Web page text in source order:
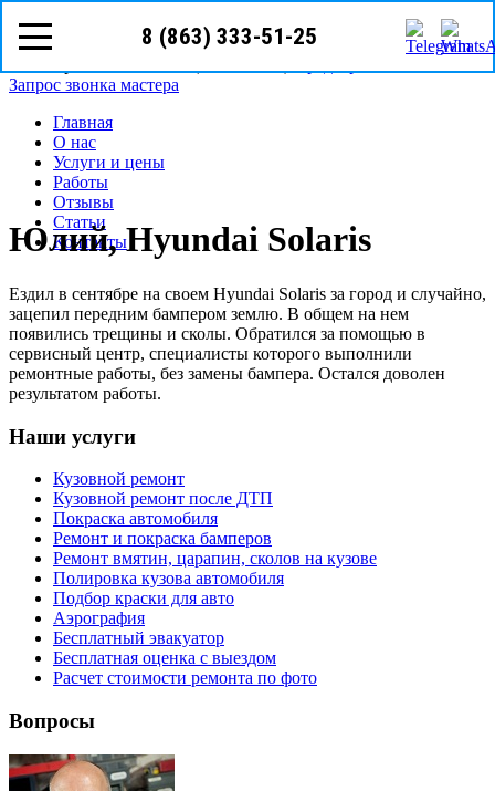
8 (863)
Ростов-на-Дону, ул.Текучёва д.209Б
Запрос звонка мастера
Главная
О нас
Услуги и цены
Работы
Отзывы
Статьи
Контакты
Юлий, Hyundai Solaris
Ездил в сентябре на своем Hyundai Solaris за город и случайно,
зацепил передним бампером землю. В общем на нем
появились трещины и сколы. Обратился за помощью в
сервисный центр, специалисты которого выполнили
ремонтные работы, без замены бампера. Остался доволен
результатом работы.
Наши услуги
Кузовной ремонт
Кузовной ремонт после ДТП
Покраска автомобиля
Ремонт и покраска бамперов
Ремонт вмятин, царапин, сколов на кузове
Полировка кузова автомобиля
Подбор краски для авто
Аэрография
Бесплатный эвакуатор
Бесплатная оценка с выездом
Расчет стоимости ремонта по фото
Вопросы
8 (863) 333-51-25